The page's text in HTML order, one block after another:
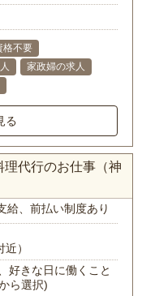
格不要
家政婦の求人
る
代行のお仕事（神
給、前払い制度あり
）
好きな日に働くこと
ら選択)